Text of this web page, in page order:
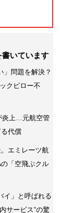
いています
」問題を解決？
クピロー不
炎上…元航空管
代償
エミレーツ航
「空飛ぶクル
イ」と呼ばれる
サービス”の驚